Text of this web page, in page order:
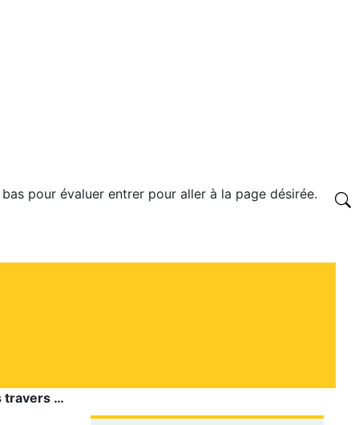
pour évaluer entrer pour aller à la page désirée.
travers …